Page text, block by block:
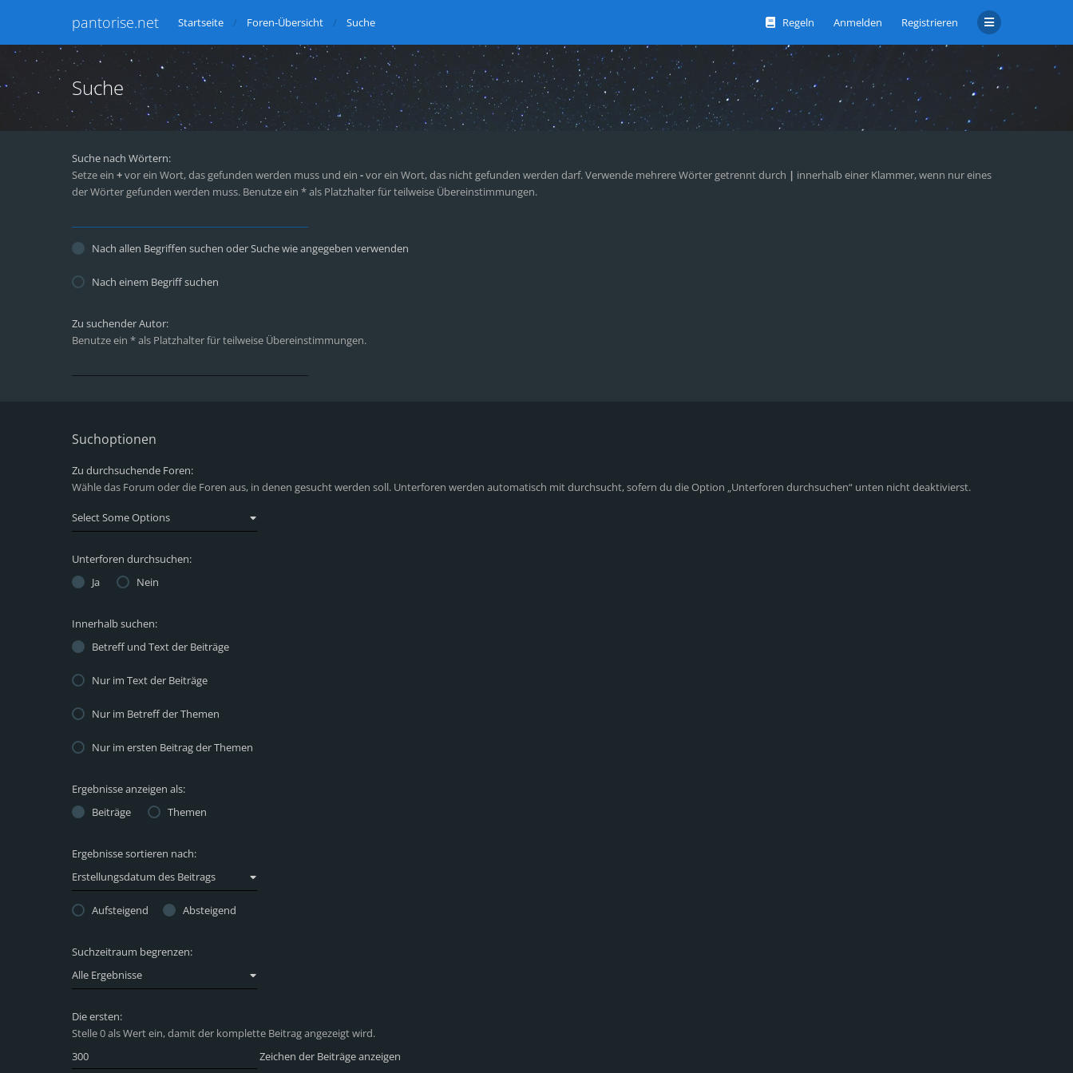
pantorise.net Regeln Anmelden Registrieren
Startseite Foren-Übersicht Suche
Suche
Suche nach Wörtern:
Setze ein +vor ein Wort, das gefunden werden muss und ein -vor ein Wort, das nicht gefunden werden darf. Verwende mehrere Wörter getrennt durch | innerhalb einer Klammer, wenn nur eines
der Wörter gefunden werden muss. Benutze ein * als Platzhalter für teilweise Übereinstimmungen.
Nach allen Begriffen suchen oder Suche wie angegeben verwenden
Nach einem Begriff suchen
Zu suchender Autor:
Benutze ein * als Platzhalter für teilweise Übereinstimmungen.
Suchoptionen
Zu durchsuchende Foren:
Wähle das Forum oder die Foren aus, in denen gesucht werden soll. Unterforen werden automatisch mit durchsucht, sofern du die Option „Unterforen durchsuchen“ unten nicht deaktivierst.
Unterforen durchsuchen:
Ja
Nein
Innerhalb suchen:
Betreff und Text der Beiträge
Nur im Text der Beiträge
Nur im Betreff der Themen
Nur im ersten Beitrag der Themen
Ergebnisse anzeigen als:
Beiträge
Themen
Ergebnisse sortieren nach:
Erstellungsdatum des Beitrags
Aufsteigend Absteigend
Suchzeitraum begrenzen:
Alle Ergebnisse
Die ersten:
Stelle 0 als Wert ein, damit der komplette Beitrag angezeigt wird.
Zeichen der Beiträge anzeigen